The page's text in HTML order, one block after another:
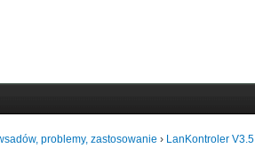
problemy, zastosowanie › LanKontroler V3.5